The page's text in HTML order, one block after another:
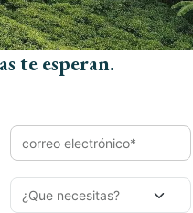
quieres ver losblogs en
blogs italianos.
te esperan.